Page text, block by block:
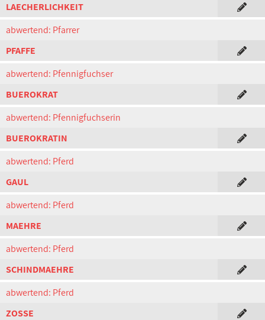
LAECHERLICHKEIT
abwertend: Pfarrer
PFAFFE
abwertend: Pfennigfuchser
BUEROKRAT
abwertend: Pfennigfuchserin
BUEROKRATIN
abwertend: Pferd
GAUL
abwertend: Pferd
MAEHRE
abwertend: Pferd
SCHINDMAEHRE
abwertend: Pferd
ZOSSE